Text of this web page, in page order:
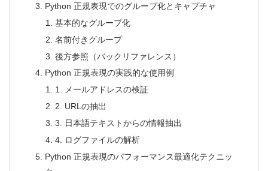
Python 正規表現でのグループ化とキャプチャ
基本的なグループ化
名前付きグループ
後方参照（バックリファレンス）
Python 正規表現の実践的な使用例
1. メールアドレスの検証
2. URLの抽出
3. 日本語テキストからの情報抽出
4. ログファイルの解析
Python 正規表現のパフォーマンス最適化テクニッ